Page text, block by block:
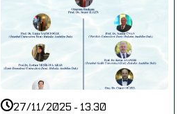
27/11/2025 - 13.30